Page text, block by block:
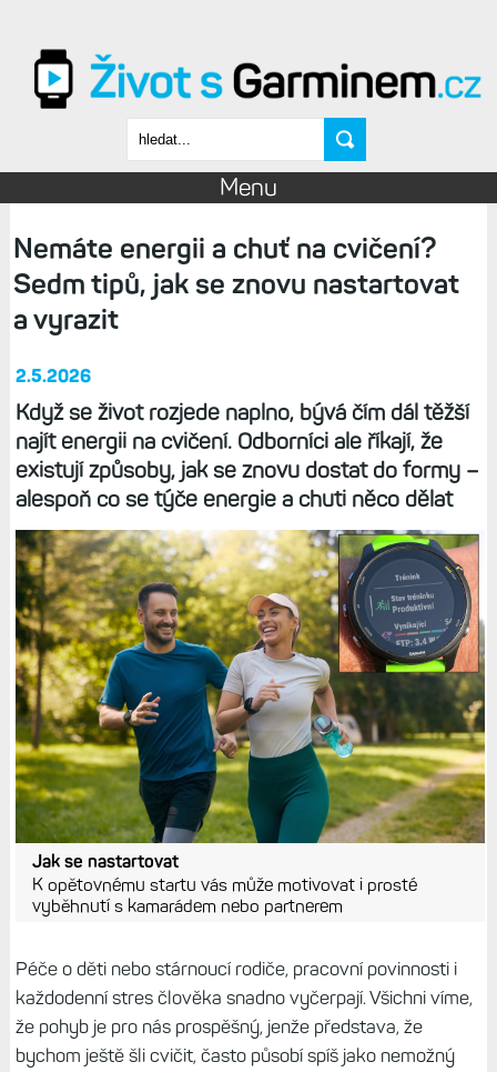
Vyhledávání
Menu
Nemáte energii a chuť na cvičení?
Sedm tipů, jak se znovu nastartovat
a vyrazit
2.5.2026
Když se život rozjede naplno, bývá čím dál těžší
najít energii na cvičení. Odborníci ale říkají, že
existují způsoby, jak se znovu dostat do formy –
alespoň co se týče energie a chuti něco dělat
Jak se nastartovat
K opětovnému startu vás může motivovat i prosté
vyběhnutí s kamarádem nebo partnerem
Péče o děti nebo stárnoucí rodiče, pracovní povinnosti i
každodenní stres člověka snadno vyčerpají. Všichni víme,
že pohyb je pro nás prospěšný, jenže představa, že
bychom ještě šli cvičit, často působí spíš jako nemožný